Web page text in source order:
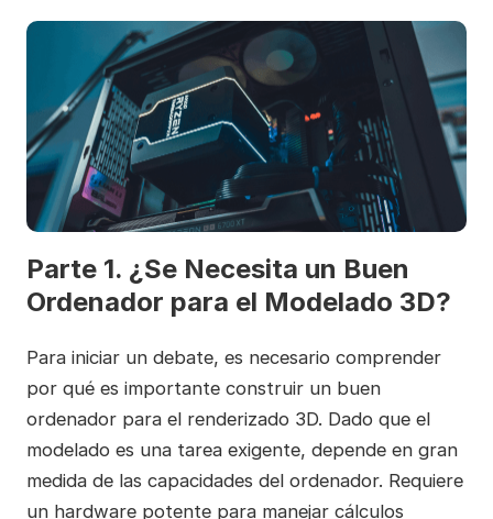
Parte 1. ¿Se Necesita un Buen
Ordenador para el Modelado 3D?
Para iniciar un debate, es necesario comprender
por qué es importante construir un buen
ordenador para el renderizado 3D. Dado que el
modelado es una tarea exigente, depende en gran
medida de las capacidades del ordenador. Requiere
un hardware potente para manejar cálculos